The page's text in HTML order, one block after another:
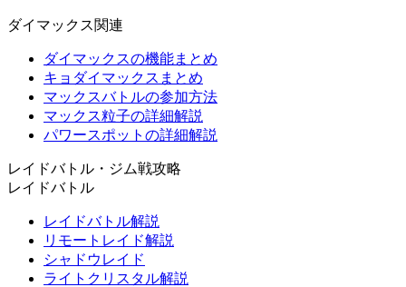
ダイマックス関連
ダイマックスの機能まとめ
キョダイマックスまとめ
マックスバトルの参加方法
マックス粒子の詳細解説
パワースポットの詳細解説
レイドバトル・ジム戦攻略
レイドバトル
レイドバトル解説
リモートレイド解説
シャドウレイド
ライトクリスタル解説